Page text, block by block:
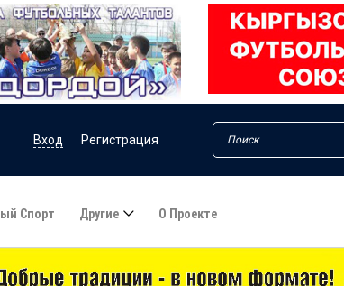
Вход Регистрация
Спорт Другие О Проекте